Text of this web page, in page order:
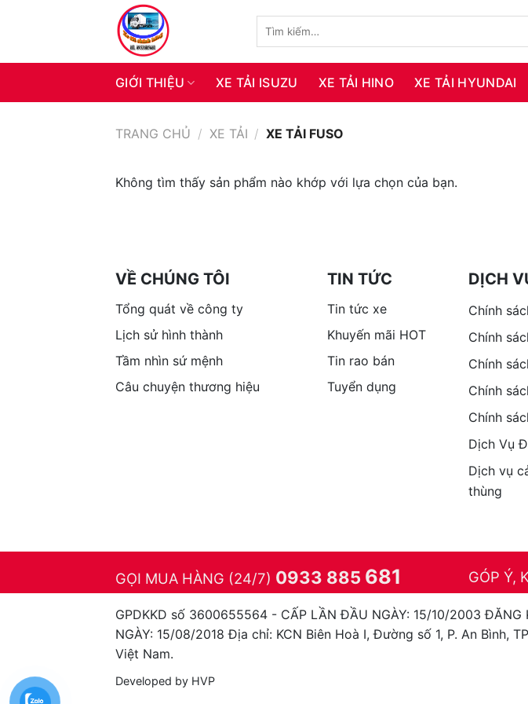
kiếm:
GIỚI THIỆU XE TẢI ISUZU XE TẢI HINO XE TẢI HYUNDAI
TRANG CHỦ / XE TẢI / XE TẢI FUSO
Không tìm thấy sản phẩm nào khớp với lựa chọn của bạn.
VỀ CHÚNG TÔI
Tổng quát về công ty
Lịch sử hình thành
Tầm nhìn sứ mệnh
Câu chuyện thương hiệu
TIN TỨC
Tin tức xe
Khuyến mãi HOT
Tin rao bán
Tuyển dụng
DỊCH
Chính
Chính
Chính
Chính
Chính
Dịch Vụ
Dịch vụ
thùng
GỌI MUA HÀNG (24/7) 0933 885 681 GÓP Ý,
GPDKKD số 3600655564 - CẤP LẦN ĐẦU NGÀY: 15/10/2003 ĐĂNG
NGÀY: 15/08/2018 Địa chỉ: KCN Biên Hoà I, Đường số 1, P. An Bình,
Việt Nam.
Developed by HVP